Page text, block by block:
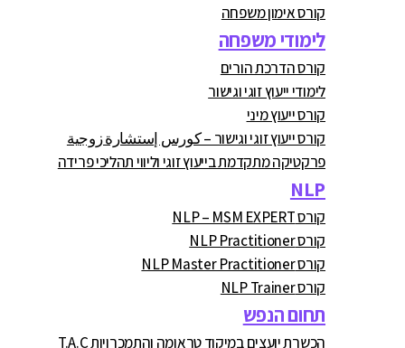
קורס אימון משפחה
לימודי משפחה
קורס הדרכת הורים
לימודי ייעוץ זוגי וגישור
קורס ייעוץ מיני
קורס ייעוץ זוגי וגישור – كورس إستشارة زوجية
פרקטיקה מתקדמת בייעוץ זוגי וליווי תהליכי פרידה
NLP
קורס NLP – MSM EXPERT
קורס NLP Practitioner
קורס NLP Master Practitioner
קורס NLP Trainer
תחום הנפש
הכשרת יועצים במיקוד טראומה והתמכרויות T.A.C